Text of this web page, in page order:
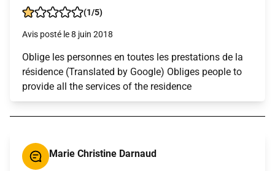
(1/5)
Avis posté le 8 juin 2018
Oblige les personnes en toutes les prestations de la
résidence (Translated by Google) Obliges people to
provide all the services of the residence
Marie Christine Darnaud